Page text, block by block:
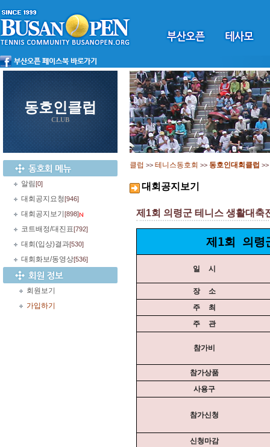
동호인클럽
CLUB
알림[0]
대회공지요청[946]
대회공지보기 [898]
코트배정/대진표[792]
대회(입상)결과[530]
대회화보/동영상[536]
회원보기
가입하기
클럽 >> 테니스동호회 >> 동호인대회클럽 >>
대회공지보기
제1회 의령군 테니스 생활대축
제1회 의령
일 시
장 소
주 최
주 관
참가비
참가상품
사용구
참가신청
신청마감